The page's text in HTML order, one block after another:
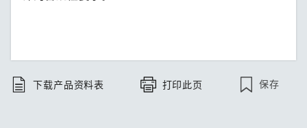
下载产品资料表 打印此页 保存